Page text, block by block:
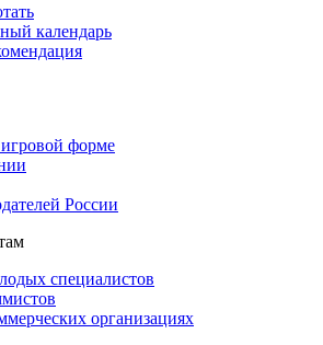
календарь
форме
России
специалистов
организациях